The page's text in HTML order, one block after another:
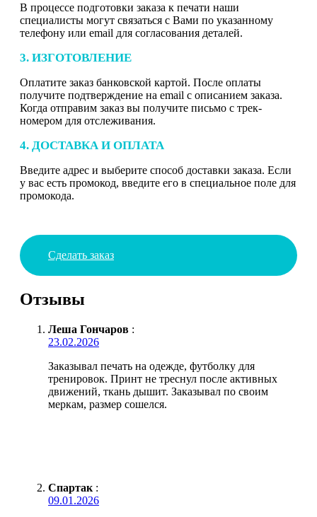
В процессе подготовки заказа к печати наши
специалисты могут связаться с Вами по указанному
телефону или email для согласования деталей.
3. ИЗГОТОВЛЕНИЕ
Оплатите заказ банковской картой. После оплаты
получите подтверждение на email с описанием заказа.
Когда отправим заказ вы получите письмо с трек-
номером для отслеживания.
4. ДОСТАВКА И ОПЛАТА
Введите адрес и выберите способ доставки заказа. Если
у вас есть промокод, введите его в специальное поле для
промокода.
Сделать заказ
Отзывы
Леша Гончаров :
23.02.2026
Заказывал печать на одежде, футболку для
тренировок. Принт не треснул после активных
движений, ткань дышит. Заказывал по своим
меркам, размер сошелся.
Спартак :
09.01.2026